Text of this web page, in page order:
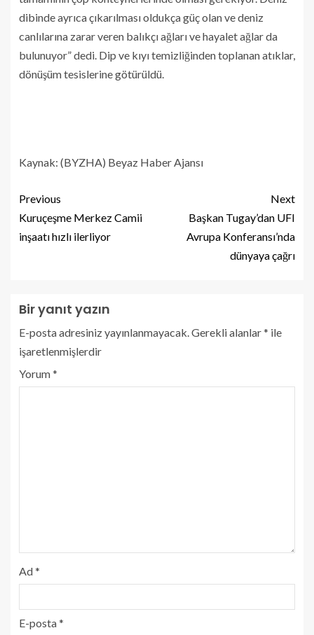
dibinde ayrıca çıkarılması oldukça güç olan ve deniz
canlılarına zarar veren balıkçı ağları ve hayalet ağlar da
bulunuyor” dedi. Dip ve kıyı temizliğinden toplanan atıklar,
dönüşüm tesislerine götürüldü.
Kaynak: (BYZHA) Beyaz Haber Ajansı
Previous
Kuruçeşme Merkez Camii
inşaatı hızlı ilerliyor
Next
Başkan Tugay’dan UFI
Avrupa Konferansı’nda
dünyaya çağrı
Bir yanıt yazın
E-posta adresiniz yayınlanmayacak.Gerekli alanlar* ile
işaretlenmişlerdir
Yorum*
Ad*
E-posta*